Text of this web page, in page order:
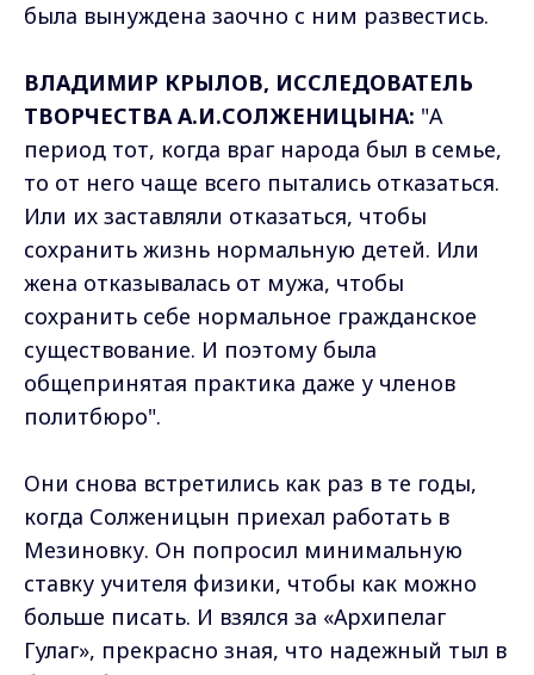
была вынуждена заочно с ним развестись.
ВЛАДИМИР КРЫЛОВ, ИССЛЕДОВАТЕЛЬ
ТВОРЧЕСТВА А.И.СОЛЖЕНИЦЫНА: "А
период тот, когда враг народа был в семье,
то от него чаще всего пытались отказаться.
Или их заставляли отказаться, чтобы
сохранить жизнь нормальную детей. Или
жена отказывалась от мужа, чтобы
сохранить себе нормальное гражданское
существование. И поэтому была
общепринятая практика даже у членов
политбюро".
Они снова встретились как раз в те годы,
когда Солженицын приехал работать в
Мезиновку. Он попросил минимальную
ставку учителя физики, чтобы как можно
больше писать. И взялся за «Архипелаг
Гулаг», прекрасно зная, что надежный тыл в